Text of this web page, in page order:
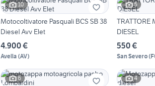
10
Motocoltivatore Pasquali BCS SB 38
Diesel Avv Elet
4.900 €
Avella (AV)
5
TRATTORE
DIESEL
550 €
San Severo(
6 4